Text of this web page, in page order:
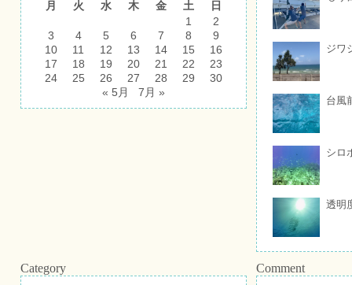
月 火 水 木 金 土
日
1
2
3
4 5 6 7 8
9
10
11 12 13 14 15
16
17
18 19 20 21 22
23
24
25 26 27 28 29
30
« 5月
7月 »
ジワ
台風
シロ
透明
Category Comment